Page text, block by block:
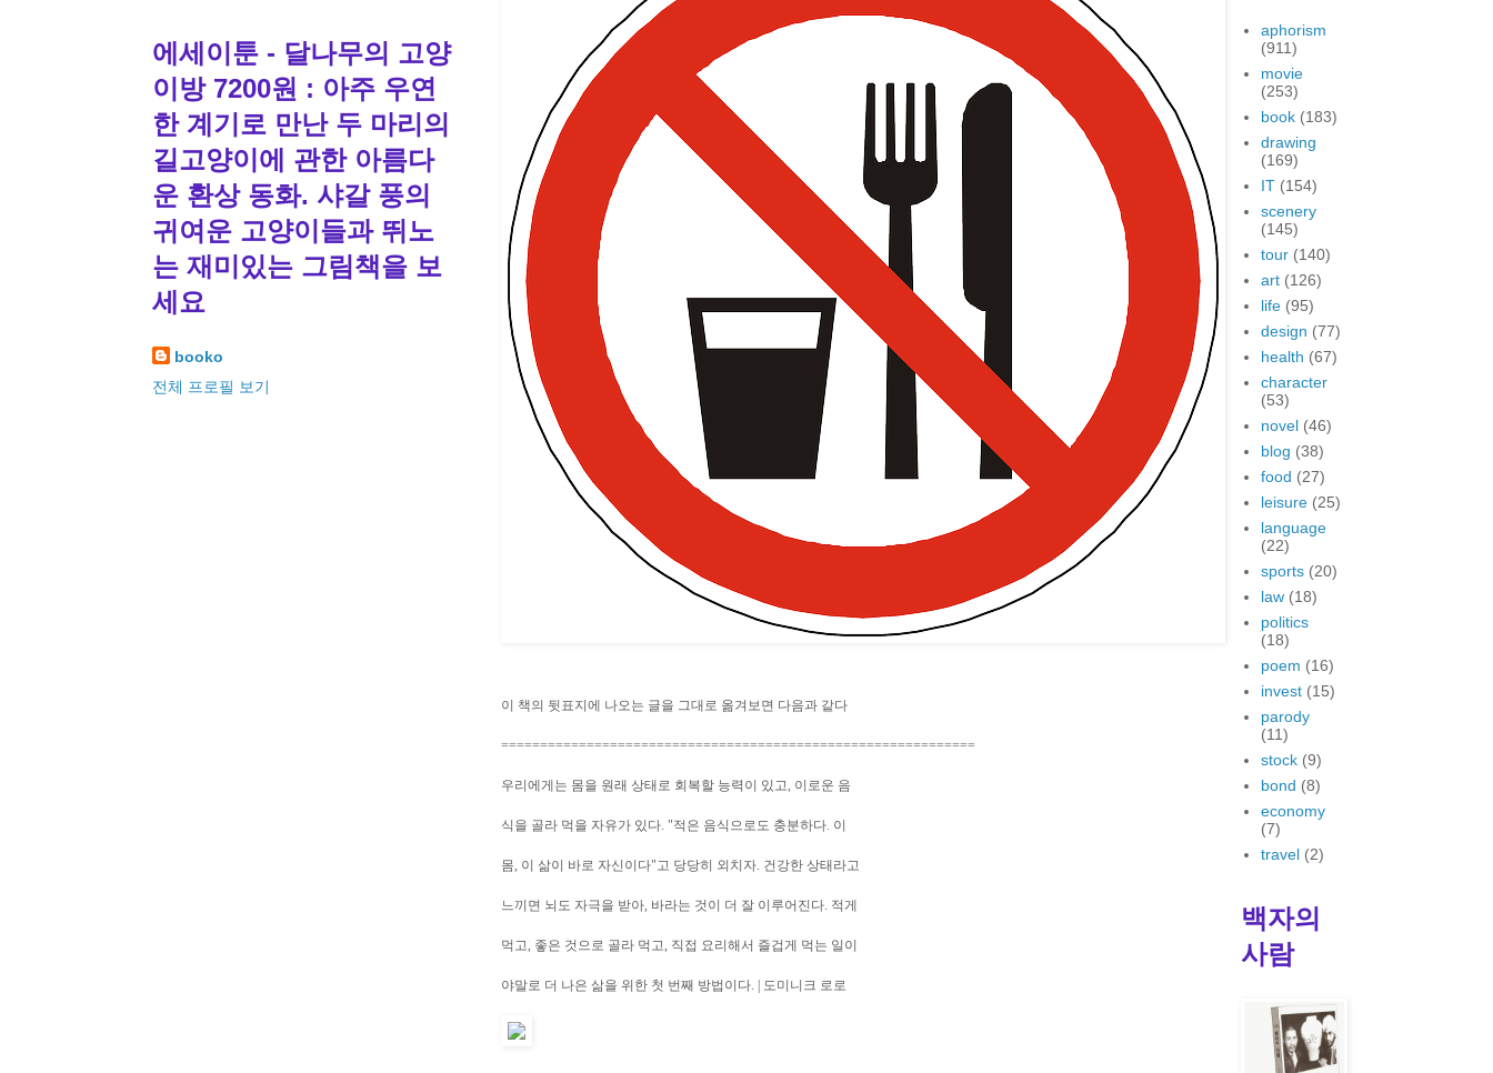
이 책의 뒷표지에 나오는 글을 그대로 옮겨보면 다음과 같다
=============================================================
우리에게는 몸을 원래 상태로 회복할 능력이 있고, 이로운 음
식을 골라 먹을 자유가 있다. "적은 음식으로도 충분하다. 이
몸, 이 삶이 바로 자신이다"고 당당히 외치자. 건강한 상태라고
느끼면 뇌도 자극을 받아, 바라는 것이 더 잘 이루어진다. 적게
먹고, 좋은 것으로 골라 먹고, 직접 요리해서 즐겁게 먹는 일이
야말로 더 나은 삶을 위한 첫 번째 방법이다. | 도미니크 로로
에세이툰 - 달나무의 고양
이방 7200원 : 아주 우연
한 계기로 만난 두 마리의
길고양이에 관한 아름다
운 환상 동화. 샤갈 풍의
귀여운 고양이들과 뛰노
는 재미있는 그림책을 보
세요
booko
전체 프로필 보기
aphorism
(911)
movie
(253)
book (183)
drawing
(169)
IT (154)
scenery
(145)
tour (140)
art (126)
life (95)
design (77)
health (67)
character
(53)
novel (46)
blog (38)
food (27)
leisure (25)
language
(22)
sports (20)
law (18)
politics
(18)
poem (16)
invest (15)
parody
(11)
stock (9)
bond (8)
economy
(7)
travel (2)
백자의
사람